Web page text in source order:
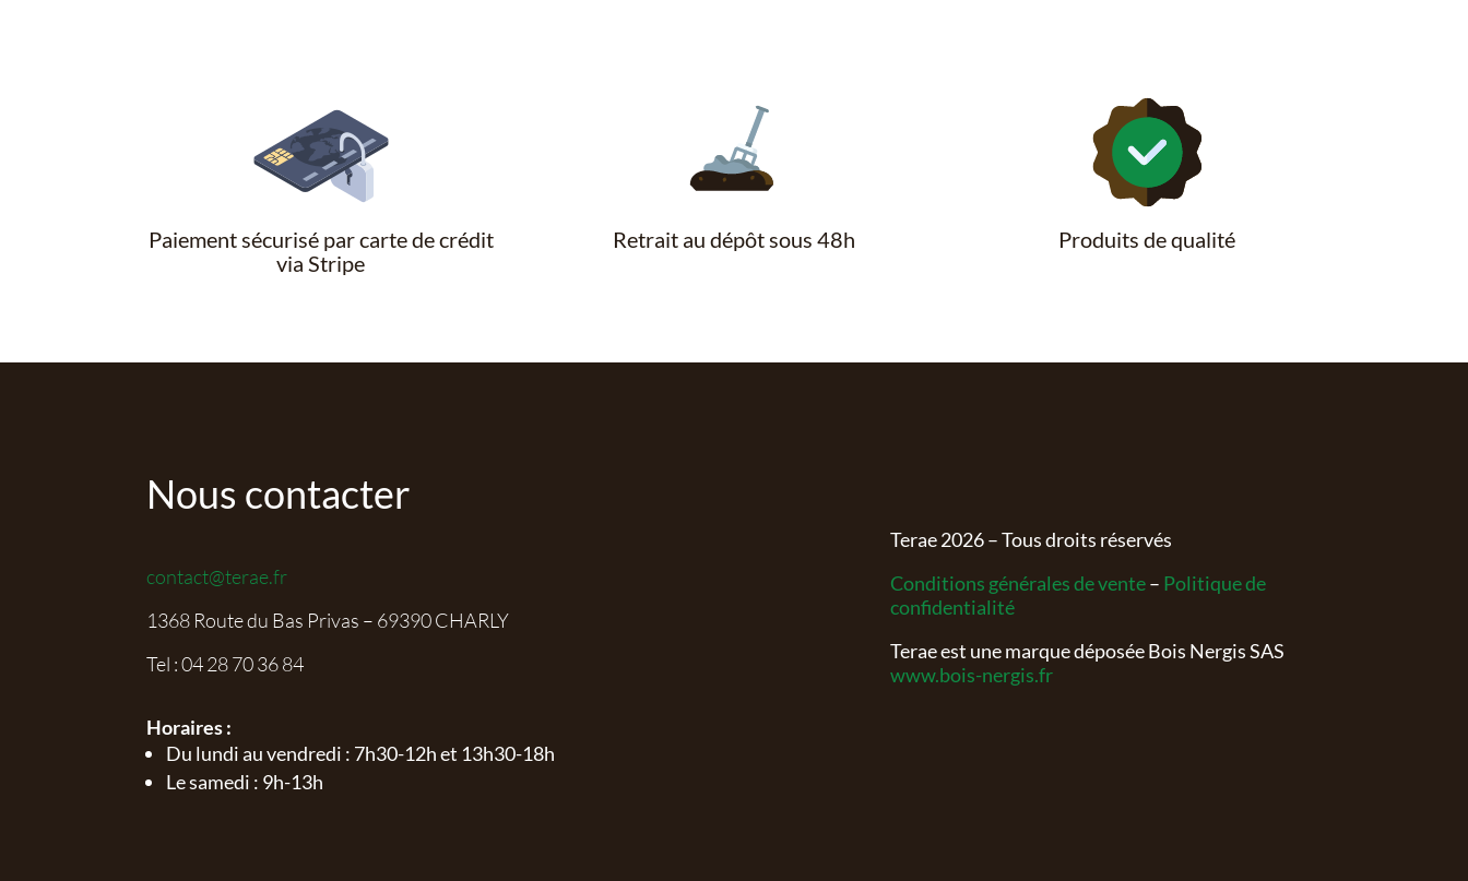
Paiement sécurisé par carte de crédit
via Stripe
Retrait au dépôt sous 48h Produits de qualité
Nous contacter
contact@terae.fr
1368 Route du Bas Privas – 69390 CHARLY
Tel :04 28 70 36 84
Horaires :
Du lundi au vendredi : 7h30-12h et 13h30-18h
Le samedi : 9h-13h
Terae2026– Tous droits réservés
Conditions générales de vente– Politique de
confidentialité
Terae est une marque déposée Bois Nergis SAS
www.bois-nergis.fr